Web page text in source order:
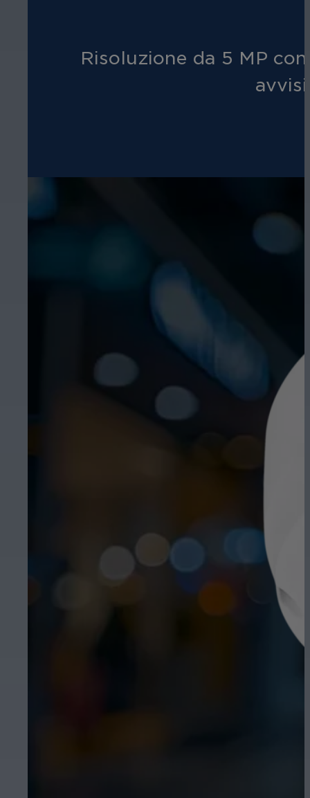
Risoluzione da 5 MP